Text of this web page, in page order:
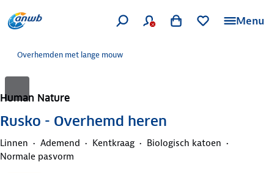
Menu
Overhemden met lange mouw
Human Nature
Rusko - Overhemd heren
Linnen Ademend Kentkraag
Biologisch katoen
Normale pasvorm